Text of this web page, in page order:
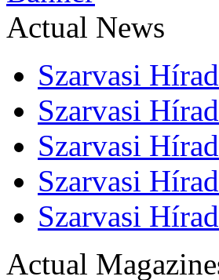
Actual News
Szarvasi
Szarvasi
Szarvasi
Szarvasi
Szarvasi
Actual